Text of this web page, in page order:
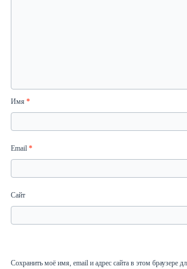
Имя*
Email*
Сайт
Сохранить моё имя, email и адрес сайта в этом браузере